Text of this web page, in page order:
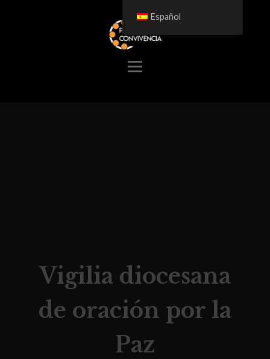
Vigilia diocesana
de oración por la
Paz
Español